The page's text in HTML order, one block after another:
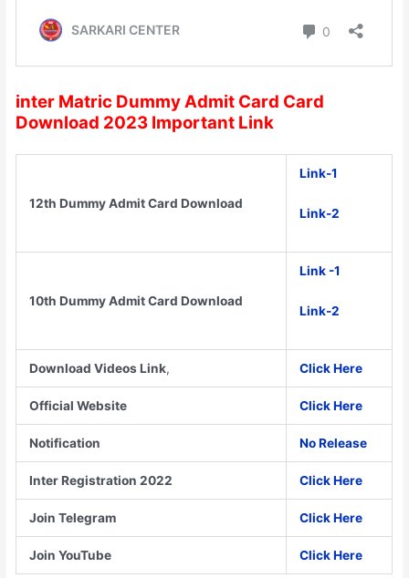
inter Matric Dummy Admit Card Card
Download 2023 Important Link
12th Dummy Admit Card Download
Link-1
Link-2
10th Dummy Admit Card Download
Link -1
Link-2
Download Videos Link, Click Here
Official Website Click Here
Notification No Release
Inter Registration 2022 Click Here
Join Telegram Click Here
Join YouTube Click Here